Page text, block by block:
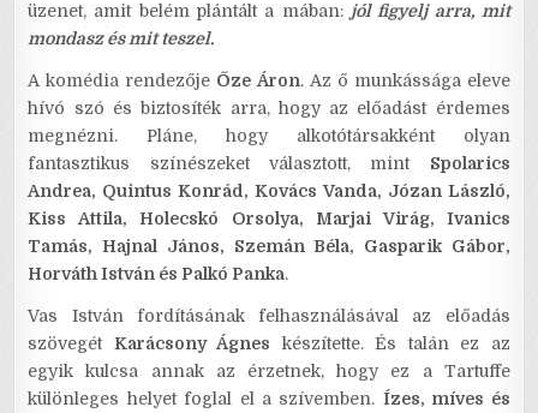
üzenet, amit belém plántált a mában: jól figyelj arra, mit
mondasz és mit teszel.
A komédia rendezője Őze Áron. Az ő munkássága eleve
hívó szó és biztosíték arra, hogy az előadást érdemes
megnézni. Pláne, hogy alkotótársakként olyan
fantasztikus színészeket választott, mint Spolarics
Andrea, Quintus Konrád, Kovács Vanda, Józan László,
Kiss Attila, Holecskó Orsolya, Marjai Virág, Ivanics
Tamás, Hajnal János, Szemán Béla, Gasparik Gábor,
Horváth István és Palkó Panka.
Vas István fordításának felhasználásával az előadás
szövegét Karácsony Ágnes készítette. És talán ez az
egyik kulcsa annak az érzetnek, hogy ez a Tartuffe
különleges helyet foglal el a szívemben. Ízes, míves és